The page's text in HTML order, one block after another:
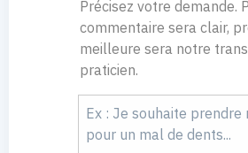
Précisez votre demande.
commentaire sera clair,
meilleure sera notre
praticien.